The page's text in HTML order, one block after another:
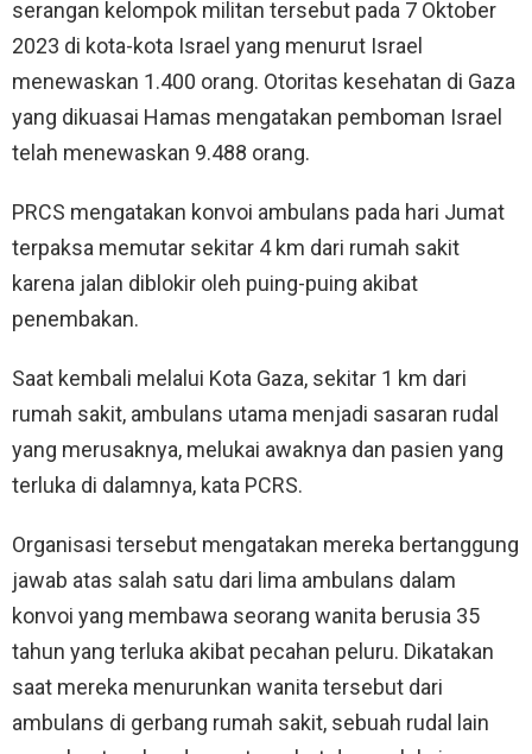
serangan kelompok militan tersebut pada 7 Oktober
2023 di kota-kota Israel yang menurut Israel
menewaskan 1.400 orang. Otoritas kesehatan di Gaza
yang dikuasai Hamas mengatakan pemboman Israel
telah menewaskan 9.488 orang.
PRCS mengatakan konvoi ambulans pada hari Jumat
terpaksa memutar sekitar 4 km dari rumah sakit
karena jalan diblokir oleh puing-puing akibat
penembakan.
Saat kembali melalui Kota Gaza, sekitar 1 km dari
rumah sakit, ambulans utama menjadi sasaran rudal
yang merusaknya, melukai awaknya dan pasien yang
terluka di dalamnya, kata PCRS.
Organisasi tersebut mengatakan mereka bertanggung
jawab atas salah satu dari lima ambulans dalam
konvoi yang membawa seorang wanita berusia 35
tahun yang terluka akibat pecahan peluru. Dikatakan
saat mereka menurunkan wanita tersebut dari
ambulans di gerbang rumah sakit, sebuah rudal lain